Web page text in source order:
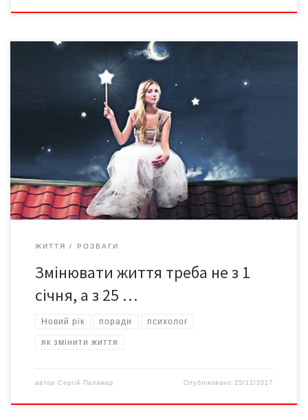
Ми підходимо до межі цього року і вже за тиждень
зустрічатимемо новий – 2018-й. Грудень, Новий рік, Різдво –
традиційний час підвести підсумки, згадати щасливі та сумні
моменти, побудувати плани і помріяти про майбутнє. “Ми
запам’ятовуємо і забуваємо щось не через властивості
пам’яті, а від того, наскільки свідомо […]
ЖИТТЯ РОЗВАГИ
Змінювати життя треба не з 1
січня, а з 25 …
Новий рік поради психолог
як змінити життя
автор Сергій Паламар Опубліковано 25/12/2017